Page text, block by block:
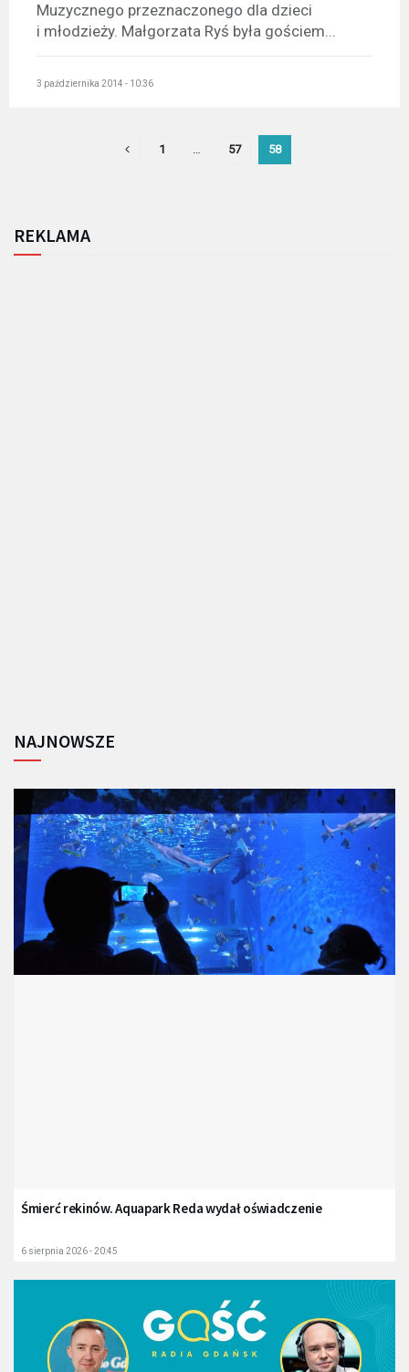
Muzycznego przeznaczonego dla dzieci
i młodzieży. Małgorzata Ryś była gościem...
3 października 2014 - 10:36
1 57 58
REKLAMA
NAJNOWSZE
Śmierć rekinów. Aquapark Reda wydał oświadczenie
6 sierpnia 2026 - 20:45